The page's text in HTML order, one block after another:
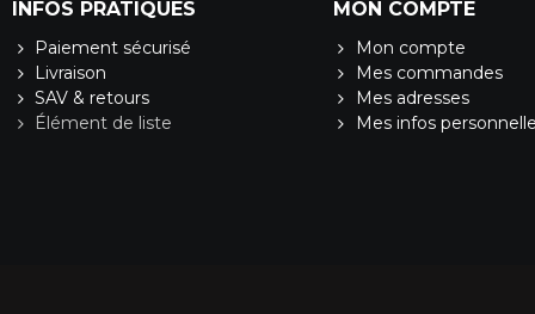
INFOS PRATIQUES
Paiement sécurisé
Livraison
SAV & retours
Élément de liste
MON COMPTE
Mon compte
Mes commandes
Mes adresses
Mes infos